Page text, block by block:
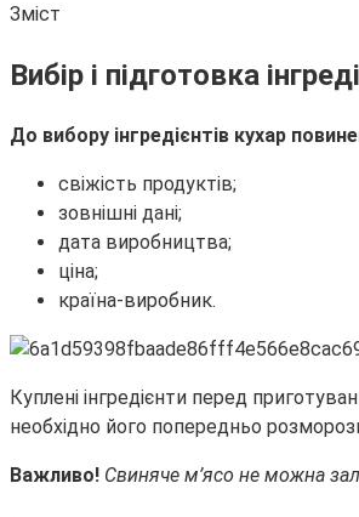
Зміст
Вибір і підготовка
До вибору інгредієнтів кухар
свіжість продуктів;
зовнішні дані;
дата виробництва;
ціна;
країна-виробник.
Куплені інгредієнти перед
необхідно його попередньо
Важливо! Свиняче м’ясо не можна